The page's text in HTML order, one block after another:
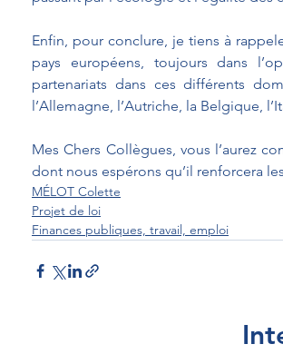
Enfin, pour conclure, je tiens à
pays européens, toujours dans
partenariats dans ces différents
l’Allemagne, l’Autriche, la Belgique,
Mes Chers Collègues, vous l’aurez
MÉLOT Colette
Projet de loi
Finances publiques, travail, emploi